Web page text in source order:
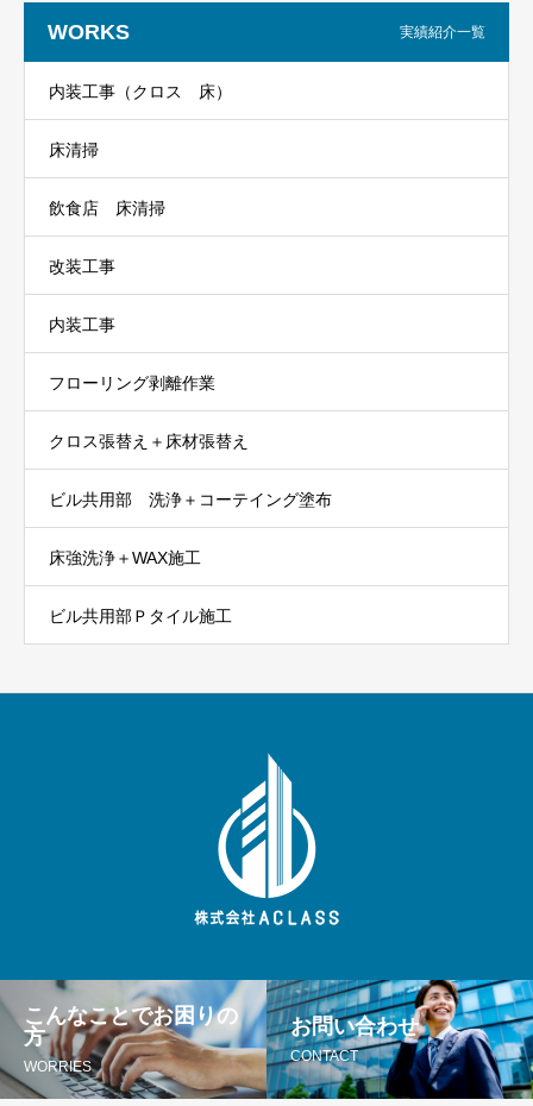
WORKS 実績紹介一覧
内装工事（クロス 床）
床清掃
飲食店 床清掃
改装工事
内装工事
フローリング剥離作業
クロス張替え＋床材張替え
ビル共用部 洗浄＋コーテイング塗布
床強洗浄＋WAX施工
ビル共用部Ｐタイル施工
こんなことでお困りの
方
WORRIES
お問い合わせ
CONTACT